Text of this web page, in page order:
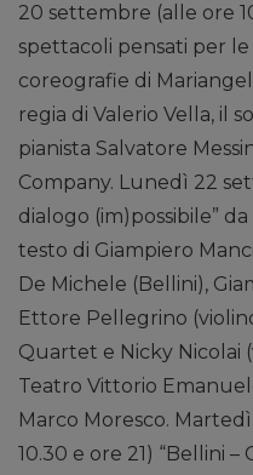
20 settembre (alle ore
spettacoli pensati per
coreografie di
regia di Valerio Vella, il
pianista Salvatore
Company. Lunedì 22
dialogo (im)possibile”
testo di Giampiero
De Michele (Bellini),
Ettore Pellegrino
Quartet e Nicky Nicolai
Teatro Vittorio
Marco Moresco.
10.30 e ore 21) “Bellini